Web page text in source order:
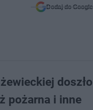
Dodaj do Google
doszło
pożarna i inne